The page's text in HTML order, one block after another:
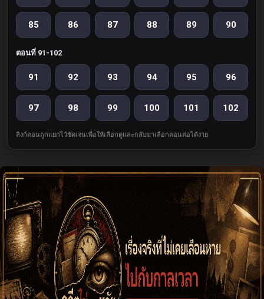
85 86 87 88 89 90
ตอนที่ 91-102
91 92 93 94 95 96
97 98 99 100 101 102
ลิงก์ตอนถูกแยกไว้ชัดเจนเพื่อให้เลือกดูและกลับมาเลือกตอนต่อได้ง่าย